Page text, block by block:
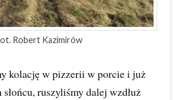
Robert Kazimirów
kolację w pizzerii w porcie i już
ruszyliśmy dalej wzdłuż